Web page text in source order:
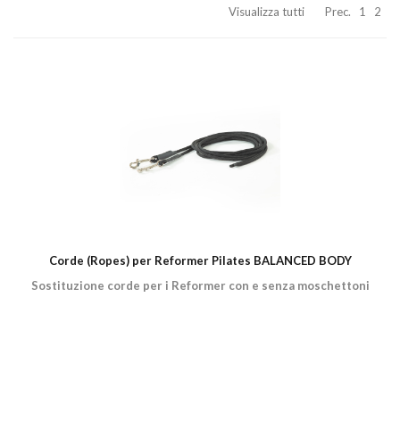
Visualizza tutti
Prec. 1 2
Corde (Ropes) per Reformer Pilates BALANCED BODY
Sostituzione corde per i Reformer con e senza moschettoni